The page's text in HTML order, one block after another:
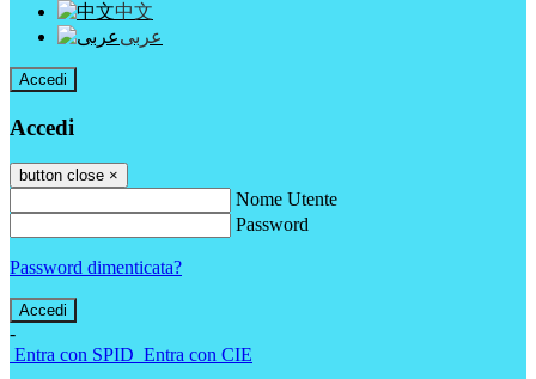
中文
عربى
Accedi
Accedi
button close ×
Nome Utente
Password
Password dimenticata?
-
Entra con SPID Entra con CIE